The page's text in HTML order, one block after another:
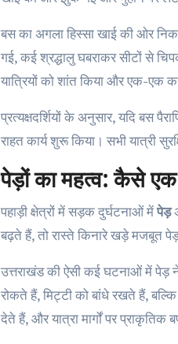
बस का अगला हिस्सा खाई की ओर
गई, कई श्रद्धालु घबराकर सीटों से
यात्रियों को शांत किया और एक-एक
प्रत्यक्षदर्शियों के अनुसार, यदि बस
राहत कार्य शुरू किया। सभी यात्री
पेड़ों का महत्व: कैसे
पहाड़ी क्षेत्रों में सड़क दुर्घटनाओं मेंपेड़
बढ़ते हैं, तो रास्ते किनारे खड़े मजबूत
उत्तराखंड की ऐसी कई घटनाओं में पेड़
रोकते हैं, मिट्टी को बांधे रखते हैं,
देते हैं, और यात्रा मार्गों पर